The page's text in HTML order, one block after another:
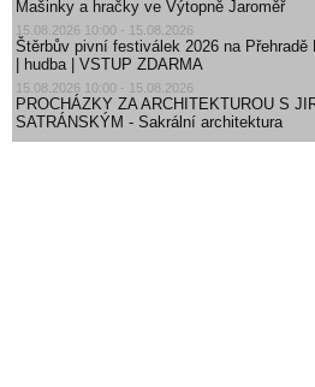
Mašinky a hračky ve Výtopně Jaroměř
15.08.2026 10:00 - 15.08.2026
Štěrbův pivní festiválek 2026 na
| hudba | VSTUP ZDARMA
15.08.2026 10:00 - 15.08.2026
PROCHÁZKY ZA ARCHITEKTUROU S
SATRÁNSKÝM - Sakrální architektura